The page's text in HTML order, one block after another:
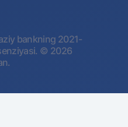
bankning 2021-
© 2026